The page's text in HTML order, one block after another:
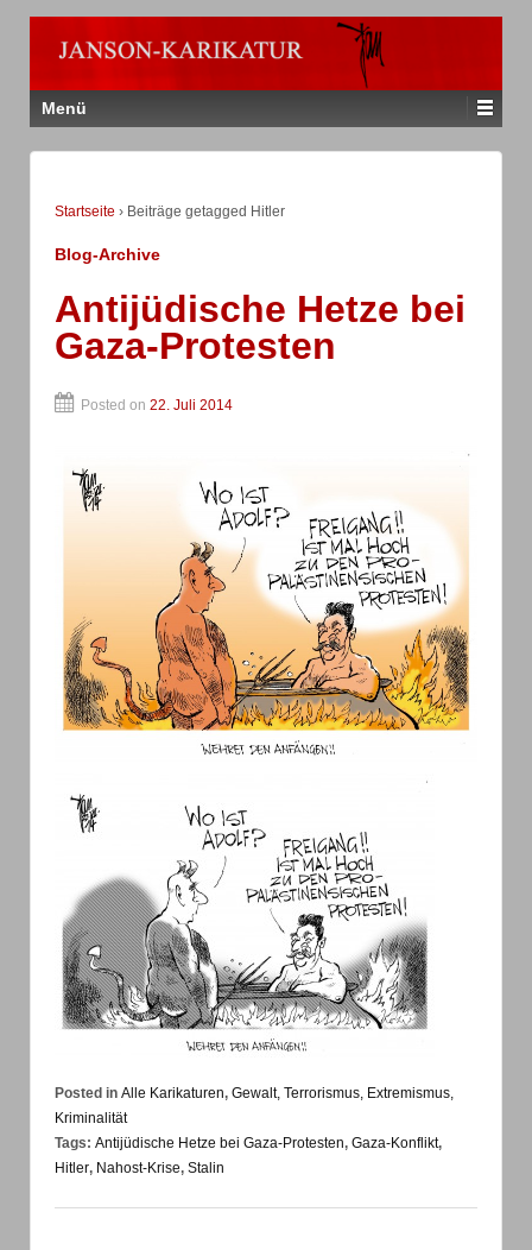
Menü
Startseite › Beiträge getagged Hitler
Blog-Archive
Antijüdische Hetze bei
Gaza-Protesten
Posted on 22. Juli 2014
Posted in Alle Karikaturen, Gewalt, Terrorismus, Extremismus,
Kriminalität
Tags: Antijüdische Hetze bei Gaza-Protesten, Gaza-Konflikt,
Hitler, Nahost-Krise, Stalin